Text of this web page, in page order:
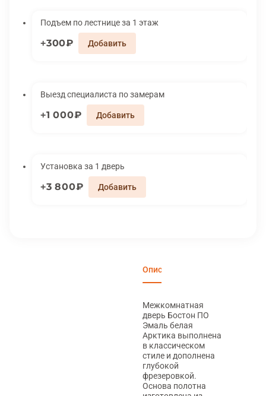
Подъем по лестнице за 1 этаж
300₽
Выезд специалиста по замерам
1 000₽
Установка за 1 дверь
3 800₽
Описание
Межкомнатная
дверь Бостон ПО
Эмаль белая
Арктика выполнена
в классическом
стиле и дополнена
глубокой
фрезеровкой.
Основа полотна